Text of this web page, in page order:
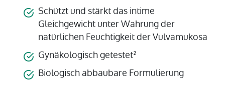
Schützt und stärkt das intime
Gleichgewicht unter Wahrung der
natürlichen Feuchtigkeit der Vulvamukosa
Gynäkologisch getestet²
Biologisch abbaubare Formulierung